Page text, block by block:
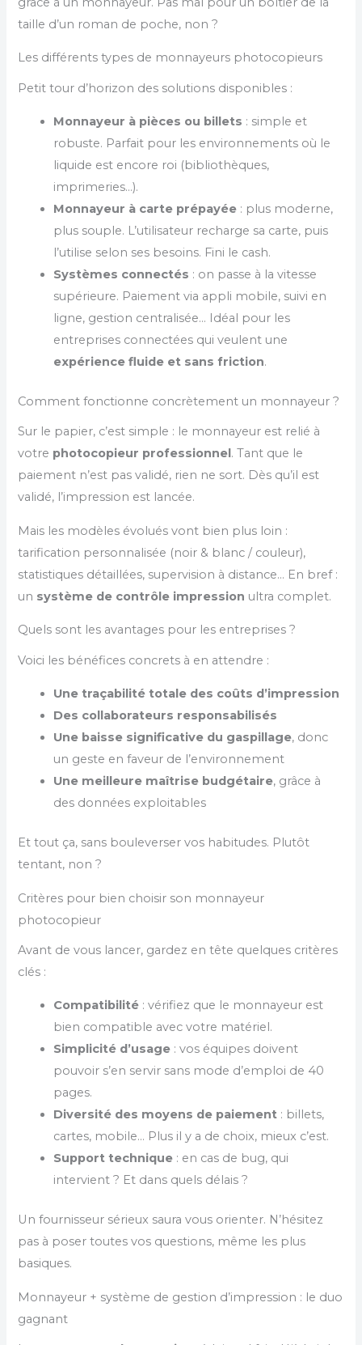
taille d’un roman de poche, non ?
Les différents types de monnayeurs photocopieurs
Petit tour d’horizon des solutions disponibles :
Monnayeur à pièces ou billets : simple et
robuste. Parfait pour les environnements où le
liquide est encore roi (bibliothèques,
imprimeries…).
Monnayeur à carte prépayée : plus moderne,
plus souple. L’utilisateur recharge sa carte, puis
l’utilise selon ses besoins. Fini le cash.
Systèmes connectés : on passe à la vitesse
supérieure. Paiement via appli mobile, suivi en
ligne, gestion centralisée… Idéal pour les
entreprises connectées qui veulent une
expérience fluide et sans friction.
Comment fonctionne concrètement un monnayeur ?
Sur le papier, c’est simple : le monnayeur est relié à
votre photocopieur professionnel. Tant que le
paiement n’est pas validé, rien ne sort. Dès qu’il est
validé, l’impression est lancée.
Mais les modèles évolués vont bien plus loin :
tarification personnalisée (noir & blanc / couleur),
statistiques détaillées, supervision à distance… En bref :
un système de contrôle impression ultra complet.
Quels sont les avantages pour les entreprises ?
Voici les bénéfices concrets à en attendre :
Une traçabilité totale des coûts d’impression
Des collaborateurs responsabilisés
Une baisse significative du gaspillage, donc
un geste en faveur de l’environnement
Une meilleure maîtrise budgétaire, grâce à
des données exploitables
Et tout ça, sans bouleverser vos habitudes. Plutôt
tentant, non ?
Critères pour bien choisir son monnayeur
photocopieur
Avant de vous lancer, gardez en tête quelques critères
clés :
Compatibilité : vérifiez que le monnayeur est
bien compatible avec votre matériel.
Simplicité d’usage : vos équipes doivent
pouvoir s’en servir sans mode d’emploi de 40
pages.
Diversité des moyens de paiement : billets,
cartes, mobile… Plus il y a de choix, mieux c’est.
Support technique : en cas de bug, qui
intervient ? Et dans quels délais ?
Un fournisseur sérieux saura vous orienter. N’hésitez
pas à poser toutes vos questions, même les plus
basiques.
Monnayeur + système de gestion d’impression : le duo
gagnant